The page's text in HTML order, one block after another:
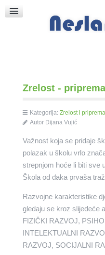
Crkva sv. Marka
Put k Bogu
Zrelost -
Kategorija: Zrelost i
Autor Dijana Vujić
Važnost koja se pridaje
polazak u školu vrlo
strepnjom hoće li biti sve
Škola od đaka prvaša
Razvojne karakteristike
gledaju se kroz slijedeće
FIZIČKI RAZVOJ,
INTELEKTUALNI
RAZVOJ, SOCIJALNI